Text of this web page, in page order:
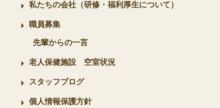
私たちの会社（研修・福利厚生について）
職員募集
先輩からの一言
老人保健施設 空室状況
スタッフブログ
個人情報保護方針